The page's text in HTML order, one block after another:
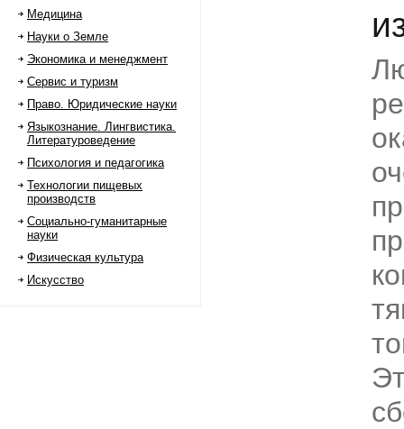
Медицина
Науки о Земле
Экономика и менеджмент
Сервис и туризм
Право. Юридические науки
Языкознание. Лингвистика.
Литературоведение
Психология и педагогика
Технологии пищевых
производств
Социально-гуманитарные
науки
Физическая культура
Искусство